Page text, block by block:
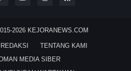
2026 KEJORANEWS.COM
REDAKSI
TENTANG KAMI
MEDIA SIBER